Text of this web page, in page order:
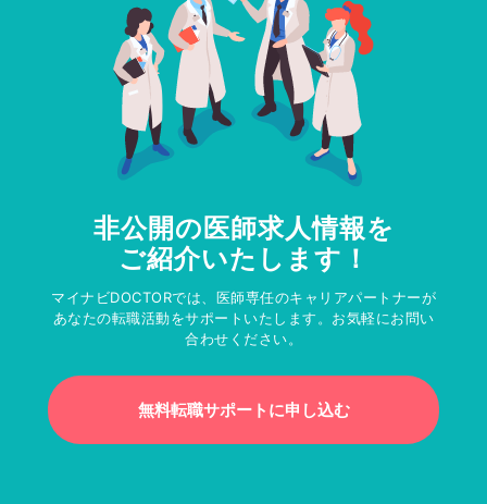
非公開の医師求人情報を
ご紹介いたします！
マイナビDOCTORでは、医師専任のキャリアパートナーが
あなたの転職活動をサポートいたします。お気軽にお問い
合わせください。
無料転職サポートに申し込む